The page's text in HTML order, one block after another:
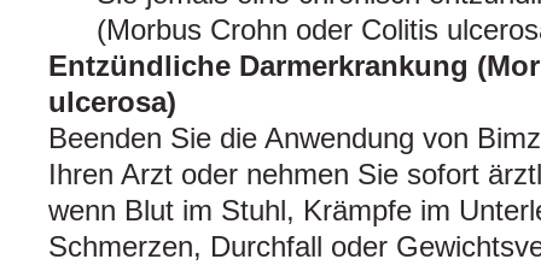
(Morbus Crohn oder Colitis
Entzündliche Darmerkrankung
ulcerosa)
Beenden Sie die Anwendung von
Ihren Arzt oder nehmen Sie sofort
wenn Blut im Stuhl, Krämpfe im
Schmerzen, Durchfall oder